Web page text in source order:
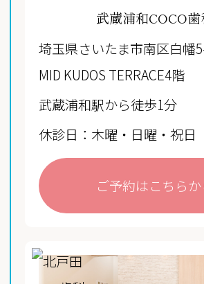
武蔵浦和COCO歯
埼玉県さいたま市南区白幡
MID KUDOS TERRACE4階
武蔵浦和駅から徒歩1分
休診日：木曜・日曜・祝日
ご予約はこちらか